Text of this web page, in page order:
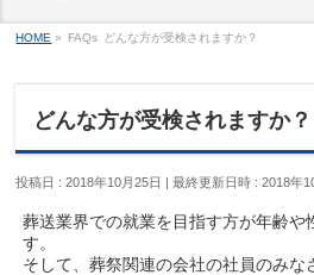
HOME » FAQs どんな方が受検されますか？
どんな方が受検されますか？
投稿日 : 2018年10月25日 最終更新日時 : 2018年
葬送業界での就業を目指す方が年齢や
す。
そして、葬祭関連の会社の社員のみな